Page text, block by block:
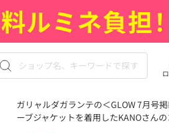
ガリャルダガランテの＜GLOW 7月号
ーブジャケットを着用したKANOさん